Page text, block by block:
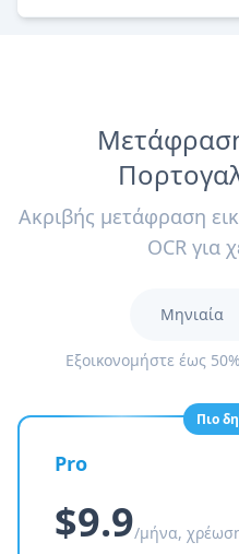
Ακριβής μετάφραση
OCR για
Μηνιαία
Εξοικονομήστε έως
Πιο
Pro
$9.9/μήνα,